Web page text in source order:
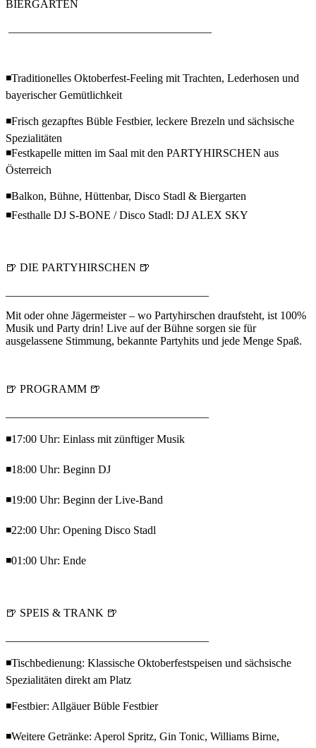
BIERGARTEN
◾Traditionelles Oktoberfest-Feeling mit Trachten, Lederhosen und
bayerischer Gemütlichkeit
◾Frisch gezapftes Büble Festbier, leckere Brezeln und sächsische
Spezialitäten
◾Festkapelle mitten im Saal mit den PARTYHIRSCHEN aus
Österreich
◾Balkon, Bühne, Hüttenbar, Disco Stadl & Biergarten
◾Festhalle DJ S-BONE / Disco Stadl: DJ ALEX SKY
🍺 DIE PARTYHIRSCHEN 🍺
Mit oder ohne Jägermeister – wo Partyhirschen draufsteht, ist 100%
Musik und Party drin! Live auf der Bühne sorgen sie für
ausgelassene Stimmung, bekannte Partyhits und jede Menge Spaß.
🍺 PROGRAMM 🍺
◾17:00 Uhr: Einlass mit zünftiger Musik
◾18:00 Uhr: Beginn DJ
◾19:00 Uhr: Beginn der Live-Band
◾22:00 Uhr: Opening Disco Stadl
◾01:00 Uhr: Ende
🍺 SPEIS & TRANK 🍺
◾Tischbedienung: Klassische Oktoberfestspeisen und sächsische
Spezialitäten direkt am Platz
◾Festbier: Allgäuer Büble Festbier
◾Weitere Getränke: Aperol Spritz, Gin Tonic, Williams Birne,